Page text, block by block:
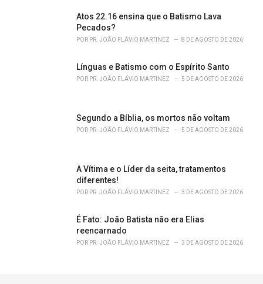
Atos 22.16 ensina que o Batismo Lava
Pecados?
POR PR. JOÃO FLÁVIO MARTINEZ 8 DE AGOSTO DE 2026
Línguas e Batismo com o Espírito Santo
POR PR. JOÃO FLÁVIO MARTINEZ 5 DE AGOSTO DE 2026
Segundo a Bíblia, os mortos não voltam
POR PR. JOÃO FLÁVIO MARTINEZ 5 DE AGOSTO DE 2026
A Vítima e o Líder da seita, tratamentos
diferentes!
POR PR. JOÃO FLÁVIO MARTINEZ 3 DE AGOSTO DE 2026
É Fato: João Batista não era Elias
reencarnado
POR PR. JOÃO FLÁVIO MARTINEZ 3 DE AGOSTO DE 2026